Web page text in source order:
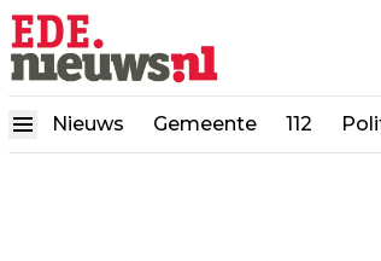
Nieuws Gemeente 112